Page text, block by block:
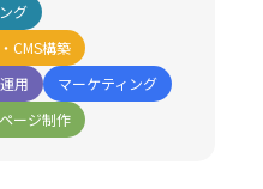
グ
CMS構築
用
マーケティング
ージ制作